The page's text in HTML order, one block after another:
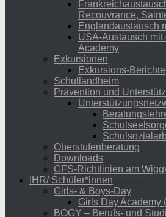
Recouvrance,
Englandaustausch
USA-Austausch mit
Academy
Exkursionen
Exkursions-Berichte
Schullandheim
Prävention und
Oberstufenberatung
Downloads
GFS-Richtlinien am
IHR/ Schüler*innen
Girls- & Boys-Day
Girls Day Academy
BOGY – Berufs- und